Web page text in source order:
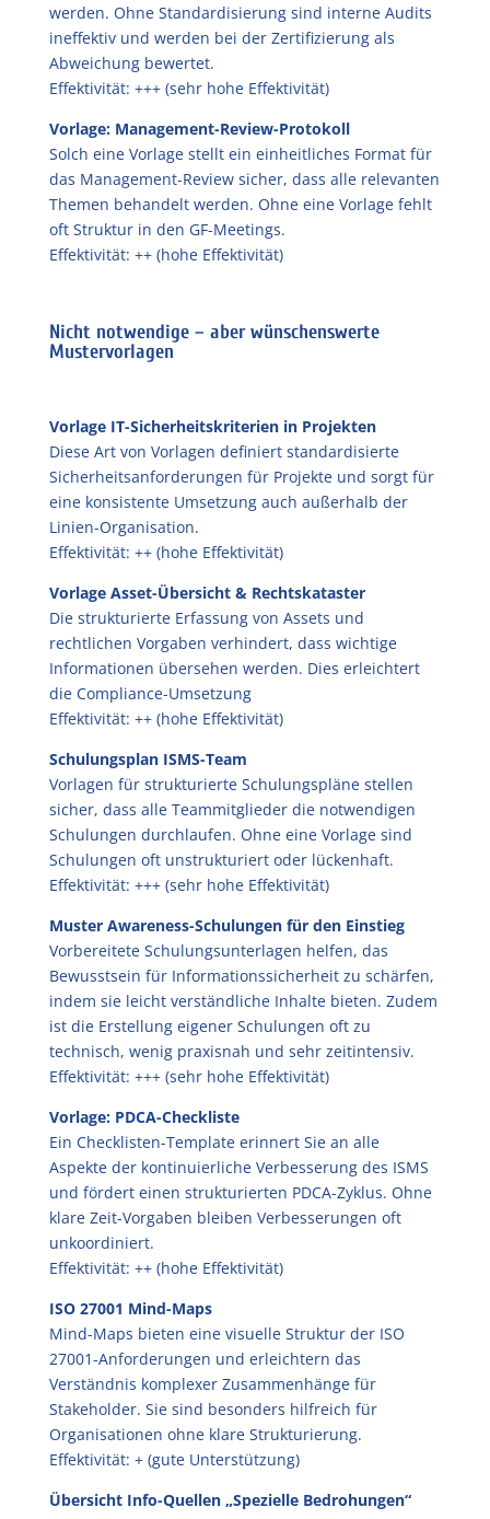
werden. Ohne Standardisierung sind interne Audits
ineffektiv und werden bei der Zertifizierung als
Abweichung bewertet.
Effektivität: +++ (sehr hohe Effektivität)
Vorlage: Management-Review-Protokoll
Solch eine Vorlage stellt ein einheitliches Format für
das Management-Review sicher, dass alle relevanten
Themen behandelt werden. Ohne eine Vorlage fehlt
oft Struktur in den GF-Meetings.
Effektivität: ++ (hohe Effektivität)
Nicht notwendige – aber wünschenswerte
Mustervorlagen
Vorlage IT-Sicherheitskriterien in Projekten
Diese Art von Vorlagen definiert standardisierte
Sicherheitsanforderungen für Projekte und sorgt für
eine konsistente Umsetzung auch außerhalb der
Linien-Organisation.
Effektivität: ++ (hohe Effektivität)
Vorlage Asset-Übersicht & Rechtskataster
Die strukturierte Erfassung von Assets und
rechtlichen Vorgaben verhindert, dass wichtige
Informationen übersehen werden. Dies erleichtert
die Compliance-Umsetzung
Effektivität: ++ (hohe Effektivität)
Schulungsplan ISMS-Team
Vorlagen für strukturierte Schulungspläne stellen
sicher, dass alle Teammitglieder die notwendigen
Schulungen durchlaufen. Ohne eine Vorlage sind
Schulungen oft unstrukturiert oder lückenhaft.
Effektivität: +++ (sehr hohe Effektivität)
Muster Awareness-Schulungen für den Einstieg
Vorbereitete Schulungsunterlagen helfen, das
Bewusstsein für Informationssicherheit zu schärfen,
indem sie leicht verständliche Inhalte bieten. Zudem
ist die Erstellung eigener Schulungen oft zu
technisch, wenig praxisnah und sehr zeitintensiv.
Effektivität: +++ (sehr hohe Effektivität)
Vorlage: PDCA-Checkliste
Ein Checklisten-Template erinnert Sie an alle
Aspekte der kontinuierliche Verbesserung des ISMS
und fördert einen strukturierten PDCA-Zyklus. Ohne
klare Zeit-Vorgaben bleiben Verbesserungen oft
unkoordiniert.
Effektivität: ++ (hohe Effektivität)
ISO 27001 Mind-Maps
Mind-Maps bieten eine visuelle Struktur der ISO
27001-Anforderungen und erleichtern das
Verständnis komplexer Zusammenhänge für
Stakeholder. Sie sind besonders hilfreich für
Organisationen ohne klare Strukturierung.
Effektivität: + (gute Unterstützung)
Übersicht Info-Quellen „Spezielle Bedrohungen“